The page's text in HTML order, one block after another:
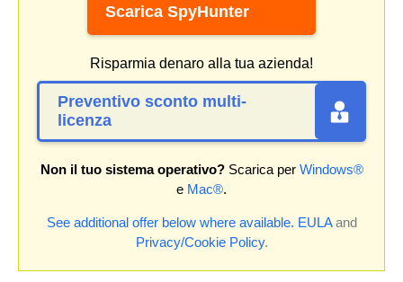
Scarica SpyHunter
Risparmia denaro alla tua azienda!
Preventivo sconto multi-
licenza
Non il tuo sistema operativo?Scarica per Windows®
e Mac®.
See additional offer below where available. EULAand
Privacy/Cookie Policy.